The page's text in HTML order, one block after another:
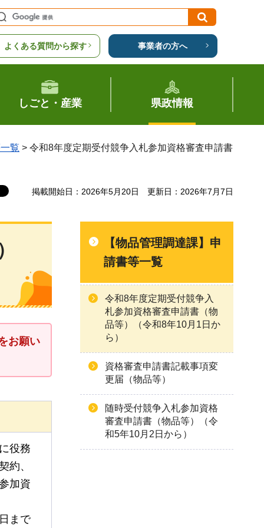
よくある質問から探す 事業者の方へ
しごと・産業 県政情報
覧 > 令和8年度定期受付競争入札参加資格審査申請書
掲載開始日：2026年5月20日 更新日：2026年7月7日
お願い
役務
約、
加資
まで
【物品管理調達課】申
請書等一覧
令和8年度定期受付競争入
札参加資格審査申請書（物
品等）（令和8年10月1日か
ら）
資格審査申請書記載事項変
更届（物品等）
随時受付競争入札参加資格
審査申請書（物品等）（令
和5年10月2日から）